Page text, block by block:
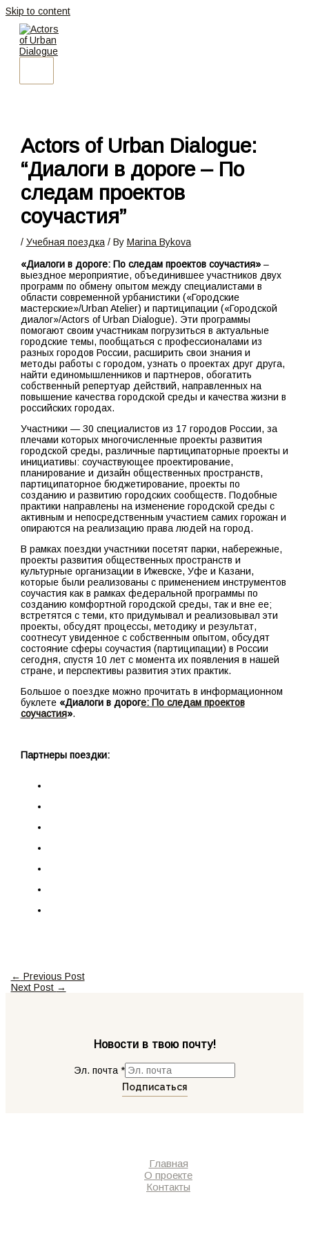
Skip to content
Actors of Urban Dialogue:
“Диалоги в дороге – По
следам проектов
соучастия”
/ Учебная поездка/ By Marina Bykova
«Диалоги в дороге: По следам проектов соучастия» –
выездное мероприятие, объединившее участников двух
программ по обмену опытом между специалистами в
области современной урбанистики («Городские
мастерские»/Urban Atelier) и партиципации («Городской
диалог»/Actors of Urban Dialogue). Эти программы
помогают своим участникам погрузиться в актуальные
городские темы, пообщаться с профессионалами из
разных городов России, расширить свои знания и
методы работы с городом, узнать о проектах друг друга,
найти единомышленников и партнеров, обогатить
собственный репертуар действий, направленных на
повышение качества городской среды и качества жизни в
российских городах.
Участники — 30 специалистов из 17 городов России, за
плечами которых многочисленные проекты развития
городской среды, различные партиципаторные проекты и
инициативы: соучаствующее проектирование,
планирование и дизайн общественных пространств,
партиципаторное бюджетирование, проекты по
созданию и развитию городских сообществ. Подобные
практики направлены на изменение городской среды с
активным и непосредственным участием самих горожан и
опираются на реализацию права людей на город.
В рамках поездки участники посетят парки, набережные,
проекты развития общественных пространств и
культурные организации в Ижевске, Уфе и Казани,
которые были реализованы с применением инструментов
соучастия как в рамках федеральной программы по
созданию комфортной городской среды, так и вне ее;
встретятся с теми, кто придумывал и реализовывал эти
проекты, обсудят процессы, методику и результат,
соотнесут увиденное с собственным опытом, обсудят
состояние сферы соучастия (партиципации) в России
сегодня, спустя 10 лет с момента их появления в нашей
стране, и перспективы развития этих практик.
Большое о поездке можно прочитать в информационном
буклете «Диалоги в дороге: По следам проектов
соучастия».
Партнеры поездки:
← Previous Post
Next Post →
Новости в твою почту!
Эл. почта*
Подписаться
Главная
О проекте
Контакты